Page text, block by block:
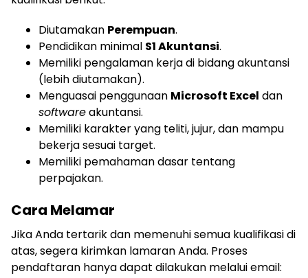
Diutamakan Perempuan.
Pendidikan minimal S1 Akuntansi.
Memiliki pengalaman kerja di bidang akuntansi
(lebih diutamakan).
Menguasai penggunaan Microsoft Excel dan
softwareakuntansi.
Memiliki karakter yang teliti, jujur, dan mampu
bekerja sesuai target.
Memiliki pemahaman dasar tentang
perpajakan.
Cara Melamar
Jika Anda tertarik dan memenuhi semua kualifikasi di
atas, segera kirimkan lamaran Anda. Proses
pendaftaran hanya dapat dilakukan melalui email: